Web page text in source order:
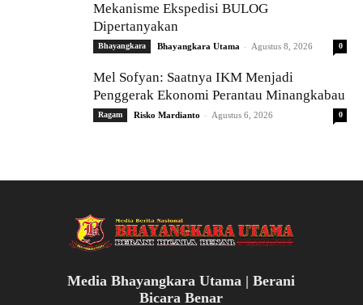
Mekanisme Ekspedisi BULOG
Dipertanyakan
Bhayangkara Bhayangkara Utama - Agustus 8, 2026 0
Mel Sofyan: Saatnya IKM Menjadi
Penggerak Ekonomi Perantau Minangkabau
Ragam Risko Mardianto - Agustus 6, 2026 0
Media Bhayangkara Utama | Berani
Bicara Benar